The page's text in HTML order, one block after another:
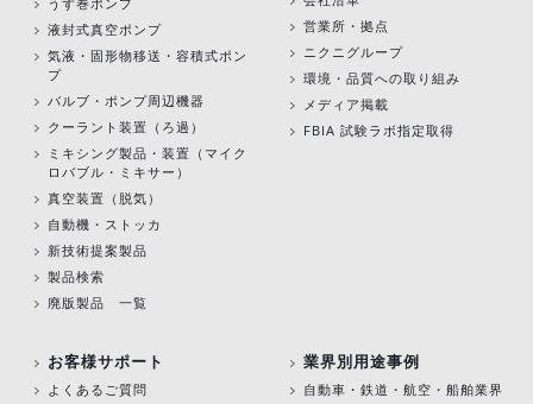
液封式真空ポンプ
気液・固形物移送・容積式ポン
プ
バルブ・ポンプ周辺機器
クーラント装置（ろ過）
ミキシング製品・装置（マイク
ロバブル・ミキサー）
真空装置（脱気）
自動機・ストッカ
新技術提案製品
製品検索
廃版製品 一覧
営業所・拠点
ニクニグループ
環境・品質への取り組み
メディア掲載
FBIA 試験ラボ指定取得
お客様サポート
よくあるご質問
業界別用途事例
自動車・鉄道・航空・船舶業界